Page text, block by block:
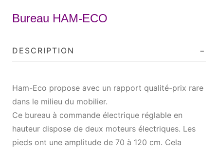
Bureau HAM-ECO
DESCRIPTION
Ham-Eco propose avec un rapport qualité-prix rare
dans le milieu du mobilier.
Ce bureau à commande électrique réglable en
hauteur dispose de deux moteurs électriques. Les
pieds ont une amplitude de 70 à 120 cm. Cela